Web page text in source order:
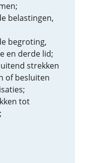
belastingen,
begroting,
en derde lid;
strekken
of besluiten
tot